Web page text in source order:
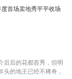
更美好的品牌理念，
州西人居标杆典范 这
作——保利爱乐小镇，
想人居标杆，并引入保
计等户型创新，使得每
，与周边的省一级高
阔绰楼距，最大限度户
海印又一城、大旺广
深表示，“目前白坭区
目价格，拍地效应将助
部尤其是桂丹路沿线板
” 三水白坭出让地块
：21分钟39轮解决战
会不会是中昂地产一
任务是把价格打上
元。竞拍开始，10分
的相关费用。地块西
和迁移方案。此外，
属为平西经联社，暂未
侧建筑物预留10米退
≤133273.7平米。其
平米。用地竖向界
设置规定面积的绿化
米。住宅套型建
位于绿景路北侧、南
净用地面积为
，包括2万平米的地
过地块总建面的20%。
紧邻环湖花园，南面
大道中，过往车流量较
最高端的居住区域之
区域，亚艺板块开发商
首场卖地秀平平收场
后后的花都首秀，但明
的地王已经不稀奇，